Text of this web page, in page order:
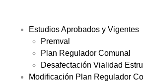
Estudios Aprobados y Vigentes
Premval
Plan Regulador Comunal
Desafectación Vialidad
Modificación Plan Regulador